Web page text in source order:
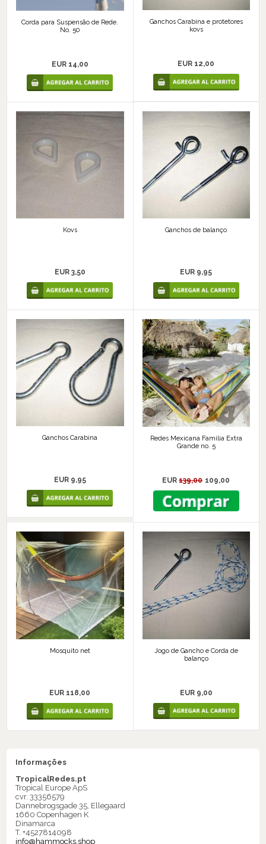
Corda para Suspensão de Rede.
No. 50
EUR 14,00
Ganchos Carabina e protetores
kovs
EUR 12,00
Kovs
EUR 3,50
Ganchos de balanço
EUR 9,95
Ganchos Carabina
EUR 9,95
Redes Mexicana Familia Extra
Grande no. 5
EUR139,00 109,00
Mosquito net
EUR 118,00
Jogo de Gancho e Corda de
balanço
EUR 9,00
Informações
TropicalRedes.pt
Tropical Europe ApS
cvr. 33356579
Dannebrogsgade 35, Ellegaard
1660 Copenhagen K
Dinamarca
T. +4527814098
info@hammocks.shop